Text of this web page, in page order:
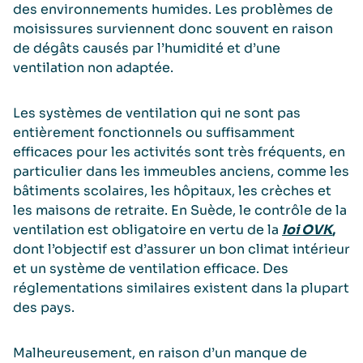
des environnements humides. Les problèmes de
moisissures surviennent donc souvent en raison
de dégâts causés par l’humidité et d’une
ventilation non adaptée.
Les systèmes de ventilation qui ne sont pas
entièrement fonctionnels ou suffisamment
efficaces pour les activités sont très fréquents, en
particulier dans les immeubles anciens, comme les
bâtiments scolaires, les hôpitaux, les crèches et
les maisons de retraite. En Suède, le contrôle de la
ventilation est obligatoire en vertu de la loi OVK,
dont l’objectif est d’assurer un bon climat intérieur
et un système de ventilation efficace. Des
réglementations similaires existent dans la plupart
des pays.
Malheureusement, en raison d’un manque de